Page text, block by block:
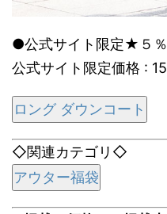
●公式サイト限定★５
公式サイト限定価格 :
ロング ダウンコート
◇関連カテゴリ◇
アウター福袋